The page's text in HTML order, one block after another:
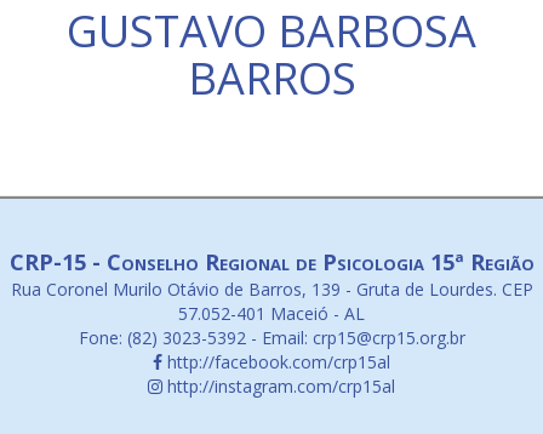
GUSTAVO BARBOSA
BARROS
CRP-15 - Conselho Regional de Psicologia 15ª Região
Rua Coronel Murilo Otávio de Barros, 139 - Gruta de Lourdes. CEP
57.052-401 Maceió - AL
Fone: (82) 3023-5392 - Email: crp15@crp15.org.br
http://facebook.com/crp15al
http://instagram.com/crp15al